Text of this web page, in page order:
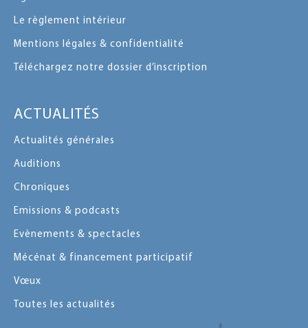
Le règlement intérieur
Mentions légales & confidentialité
Téléchargez notre dossier d’inscription
ACTUALITÉS
Actualités générales
Auditions
Chroniques
Emissions & podcasts
Evènements & spectacles
Mécénat & financement participatif
Vœux
Toutes les actualités